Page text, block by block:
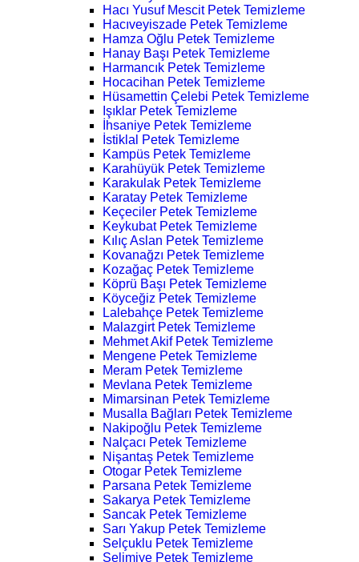
Hacı Yusuf Mescit Petek Temizleme
Hacıveyiszade Petek Temizleme
Hamza Oğlu Petek Temizleme
Hanay Başı Petek Temizleme
Harmancık Petek Temizleme
Hocacihan Petek Temizleme
Hüsamettin Çelebi Petek Temizleme
Işıklar Petek Temizleme
İhsaniye Petek Temizleme
İstiklal Petek Temizleme
Kampüs Petek Temizleme
Karahüyük Petek Temizleme
Karakulak Petek Temizleme
Karatay Petek Temizleme
Keçeciler Petek Temizleme
Keykubat Petek Temizleme
Kılıç Aslan Petek Temizleme
Kovanağzı Petek Temizleme
Kozağaç Petek Temizleme
Köprü Başı Petek Temizleme
Köyceğiz Petek Temizleme
Lalebahçe Petek Temizleme
Malazgirt Petek Temizleme
Mehmet Akif Petek Temizleme
Mengene Petek Temizleme
Meram Petek Temizleme
Mevlana Petek Temizleme
Mimarsinan Petek Temizleme
Musalla Bağları Petek Temizleme
Nakipoğlu Petek Temizleme
Nalçacı Petek Temizleme
Nişantaş Petek Temizleme
Otogar Petek Temizleme
Parsana Petek Temizleme
Sakarya Petek Temizleme
Sancak Petek Temizleme
Sarı Yakup Petek Temizleme
Selçuklu Petek Temizleme
Selimiye Petek Temizleme